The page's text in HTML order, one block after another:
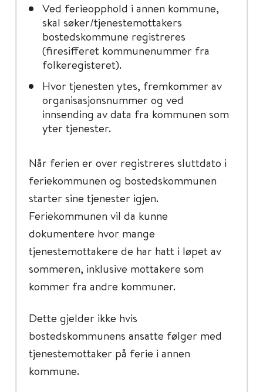
Ved ferieopphold i annen kommune,
skal søker/tjenestemottakers
bostedskommune registreres
(firesifferet kommunenummer fra
folkeregisteret).
Hvor tjenesten ytes, fremkommer av
organisasjonsnummer og ved
innsending av data fra kommunen som
yter tjenester.
Når ferien er over registreres sluttdato i
feriekommunen og bostedskommunen
starter sine tjenester igjen.
Feriekommunen vil da kunne
dokumentere hvor mange
tjenestemottakere de har hatt i løpet av
sommeren, inklusive mottakere som
kommer fra andre kommuner.
Dette gjelder ikke hvis
bostedskommunens ansatte følger med
tjenestemottaker på ferie i annen
kommune.